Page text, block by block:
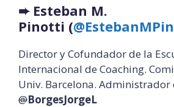
➨ Esteban M.
Pinotti (
Director y Cofundador de la
Internacional de Coaching.
Univ. Barcelona. Administrador
@BorgesJorgeL